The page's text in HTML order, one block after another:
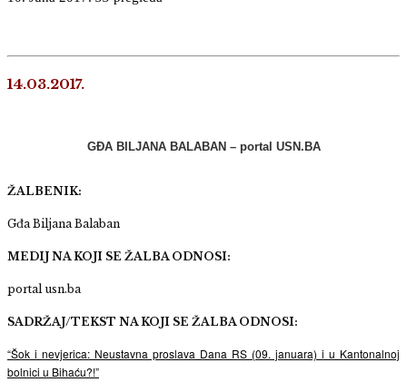
14.03.2017.
GĐA BILJANA BALABAN – portal USN.BA
ŽALBENIK:
Gđa Biljana Balaban
MEDIJ NA KOJI SE ŽALBA ODNOSI:
portal usn.ba
SADRŽAJ/TEKST NA KOJI SE ŽALBA ODNOSI:
“Šok i nevjerica: Neustavna proslava Dana RS (09. januara) i u Kantonalnoj
bolnici u Bihaću?!”